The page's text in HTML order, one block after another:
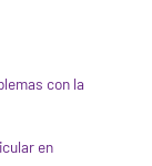
con la
en